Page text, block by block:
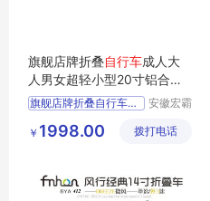
旗舰店牌折叠自行车成人大
人男女超轻小型20寸铝合金
变速
旗舰店牌折叠自行车成人大
安徽宏霸
有限公司
￥ 1998.00 拨打电话